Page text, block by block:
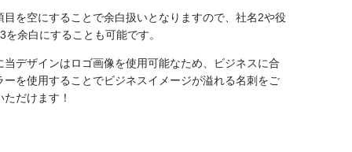
目を空にすることで余白扱いとなりますので、社名2や役
を余白にすることも可能です。
当デザインはロゴ画像を使用可能なため、ビジネスに合
ーを使用することでビジネスイメージが溢れる名刺をご
ただけます！